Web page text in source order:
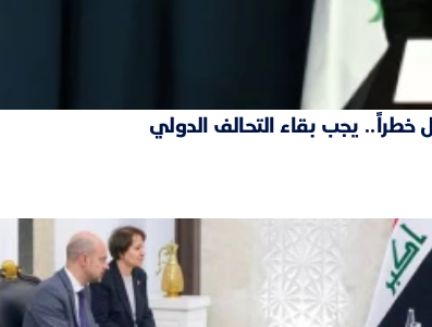
خطراً.. يجب بقاء التحالف الدولي